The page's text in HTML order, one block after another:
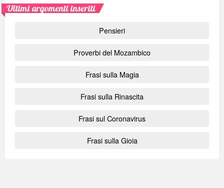
Ultimi argomenti inseriti
Pensieri
Proverbi del Mozambico
Frasi sulla Magia
Frasi sulla Rinascita
Frasi sul Coronavirus
Frasi sulla Gioia